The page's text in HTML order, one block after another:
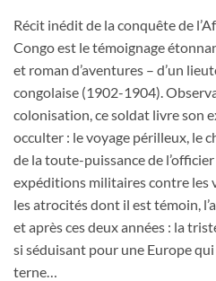
Récit inédit de la conquête de
Congo est le témoignage
et roman d’aventures – d’un
congolaise (1902-1904).
colonisation, ce soldat livre son
occulter : le voyage périlleux, le
de la toute-puissance de
expéditions militaires contre les
les atrocités dont il est témoin,
et après ces deux années : la
si séduisant pour une Europe
terne…